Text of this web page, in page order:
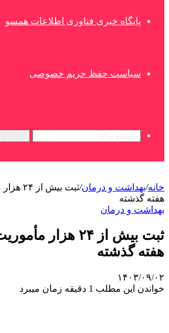
پایگاه خبری فناوری اطلاعات همسو
سیاست حفظ حریم خصوصی
خانه/بهداشت و درمان/
ثبت
هفته گذشته
بهداشت و درمان
ثبت بیش از ۲۴
هفته گذشته
۱۴۰۳/۰۹/۰۲
خواندن این مطلب 1 دقیقه زمان میبرد